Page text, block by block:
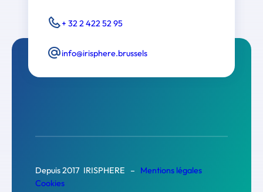
+ 32 2 422 52 95
info@irisphere.brussels
Depuis 2017 IRISPHERE – Mentions légales
Cookies